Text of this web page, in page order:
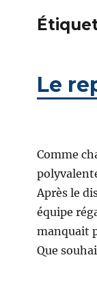
Le
Comme
Après le
équipe
manquait
Que